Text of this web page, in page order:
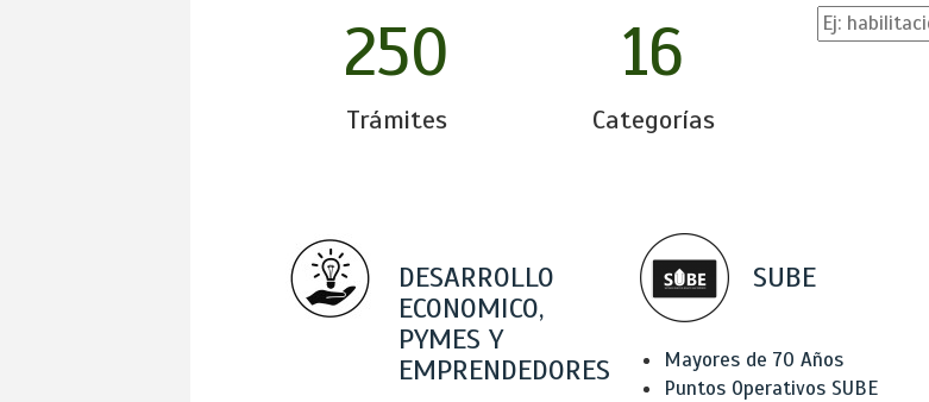
250
Trámites
16
Categorías
DESARROLLO
ECONOMICO,
PYMES Y
EMPRENDEDORES
SUBE
Mayores de 70 Años
Puntos Operativos SUBE